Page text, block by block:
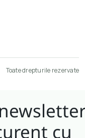
Toate drepturile rezervate
cu